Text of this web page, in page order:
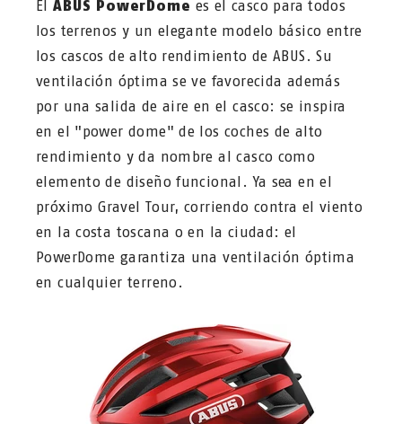
ElABUS PowerDome es el casco para todos
los terrenos y un elegante modelo básico entre
los cascos de alto rendimiento de ABUS. Su
ventilación óptima se ve favorecida además
por una salida de aire en el casco: se inspira
en el "power dome" de los coches de alto
rendimiento y da nombre al casco como
elemento de diseño funcional. Ya sea en el
próximo Gravel Tour, corriendo contra el viento
en la costa toscana o en la ciudad: el
PowerDome garantiza una ventilación óptima
en cualquier terreno.